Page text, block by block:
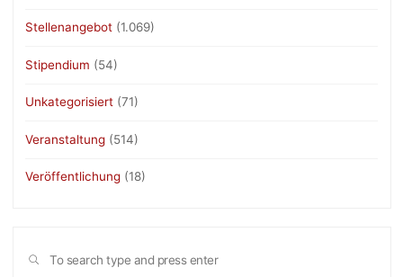
Stellenangebot (1.069)
Stipendium (54)
Unkategorisiert (71)
Veranstaltung (514)
Veröffentlichung (18)
SEARCH